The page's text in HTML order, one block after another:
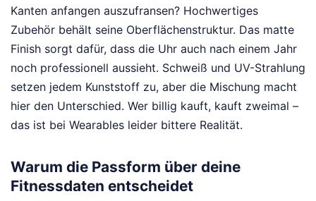
Kanten anfangen auszufransen? Hochwertiges
Zubehör behält seine Oberflächenstruktur. Das matte
Finish sorgt dafür, dass die Uhr auch nach einem Jahr
noch professionell aussieht. Schweiß und UV-Strahlung
setzen jedem Kunststoff zu, aber die Mischung macht
hier den Unterschied. Wer billig kauft, kauft zweimal –
das ist bei Wearables leider bittere Realität.
Warum die Passform über deine
Fitnessdaten entscheidet